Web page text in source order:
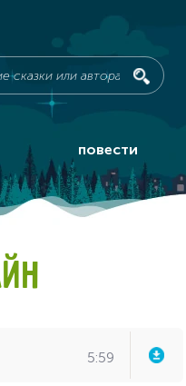
повести
5:59